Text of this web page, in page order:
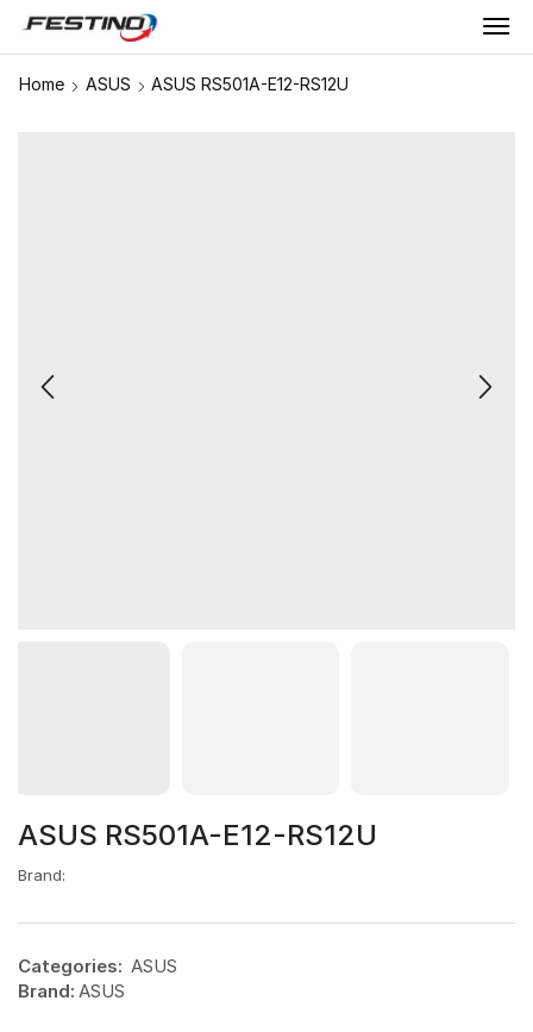
Home ASUS ASUS RS501A-E12-RS12U
ASUS RS501A-E12-RS12U
Brand:
Categories: ASUS
Brand: ASUS